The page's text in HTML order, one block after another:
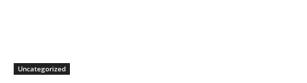
Uncategorized